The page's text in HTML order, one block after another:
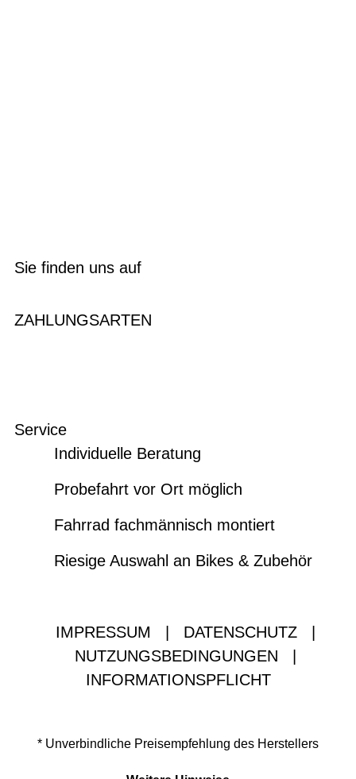
Sie finden uns auf
ZAHLUNGSARTEN
Service
Individuelle Beratung
Probefahrt vor Ort möglich
Fahrrad fachmännisch montiert
Riesige Auswahl an Bikes & Zubehör
IMPRESSUM DATENSCHUTZ
NUTZUNGSBEDINGUNGEN
INFORMATIONSPFLICHT
* Unverbindliche Preisempfehlung des Herstellers